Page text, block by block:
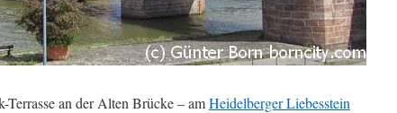
an der Alten Brücke – amHeidelberger Liebesstein